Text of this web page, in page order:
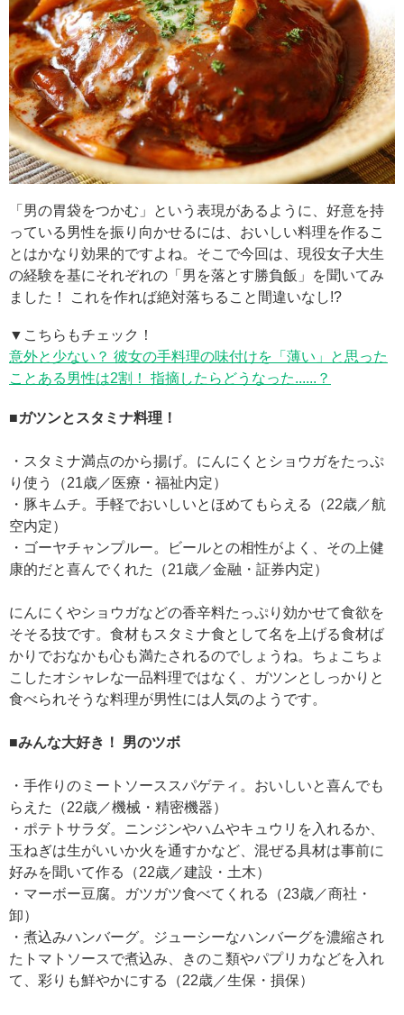
「男の胃袋をつかむ」という表現があるように、好意を持
っている男性を振り向かせるには、おいしい料理を作るこ
とはかなり効果的ですよね。そこで今回は、現役女子大生
の経験を基にそれぞれの「男を落とす勝負飯」を聞いてみ
ました！ これを作れば絶対落ちること間違いなし!?
▼こちらもチェック！
意外と少ない？ 彼女の手料理の味付けを「薄い」と思った
ことある男性は2割！ 指摘したらどうなった......？
■ガツンとスタミナ料理！
・スタミナ満点のから揚げ。にんにくとショウガをたっぷ
り使う（21歳／医療・福祉内定）
・豚キムチ。手軽でおいしいとほめてもらえる（22歳／航
空内定）
・ゴーヤチャンプルー。ビールとの相性がよく、その上健
康的だと喜んでくれた（21歳／金融・証券内定）
にんにくやショウガなどの香辛料たっぷり効かせて食欲を
そそる技です。食材もスタミナ食として名を上げる食材ば
かりでおなかも心も満たされるのでしょうね。ちょこちょ
こしたオシャレな一品料理ではなく、ガツンとしっかりと
食べられそうな料理が男性には人気のようです。
■みんな大好き！ 男のツボ
・手作りのミートソーススパゲティ。おいしいと喜んでも
らえた（22歳／機械・精密機器）
・ポテトサラダ。ニンジンやハムやキュウリを入れるか、
玉ねぎは生がいいか火を通すかなど、混ぜる具材は事前に
好みを聞いて作る（22歳／建設・土木）
・マーボー豆腐。ガツガツ食べてくれる（23歳／商社・
卸）
・煮込みハンバーグ。ジューシーなハンバーグを濃縮され
たトマトソースで煮込み、きのこ類やパプリカなどを入れ
て、彩りも鮮やかにする（22歳／生保・損保）